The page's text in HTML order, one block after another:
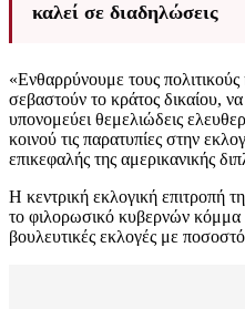
καλεί σε διαδηλώσεις
«Ενθαρρύνουμε τους πολιτικούς
σεβαστούν το κράτος δικαίου,
υπονομεύει θεμελιώδεις
κοινού τις παρατυπίες στην
επικεφαλής της αμερικανικής
Η κεντρική εκλογική επιτροπή
το φιλορωσικό κυβερνών κόμμα
βουλευτικές εκλογές με